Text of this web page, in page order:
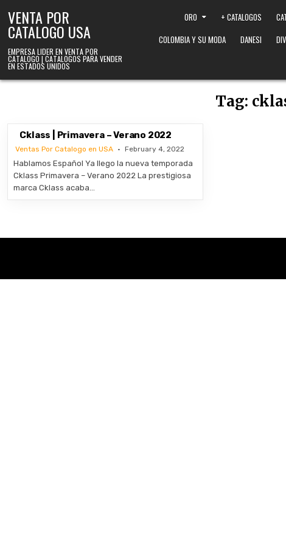
VENTA POR
CATALOGO USA
EMPRESA LIDER EN VENTA POR
CATALOGO | CATALOGOS PARA VENDER
EN ESTADOS UNIDOS
ORO + CATALOGOS
COLOMBIA Y SU MODA
DANESI
Tag:
Cklass | Primavera – Verano 2022
Ventas Por Catalogo en USA February 4, 2022
Hablamos Español Ya llego la nueva temporada
Cklass Primavera – Verano 2022 La prestigiosa
marca Cklass acaba…